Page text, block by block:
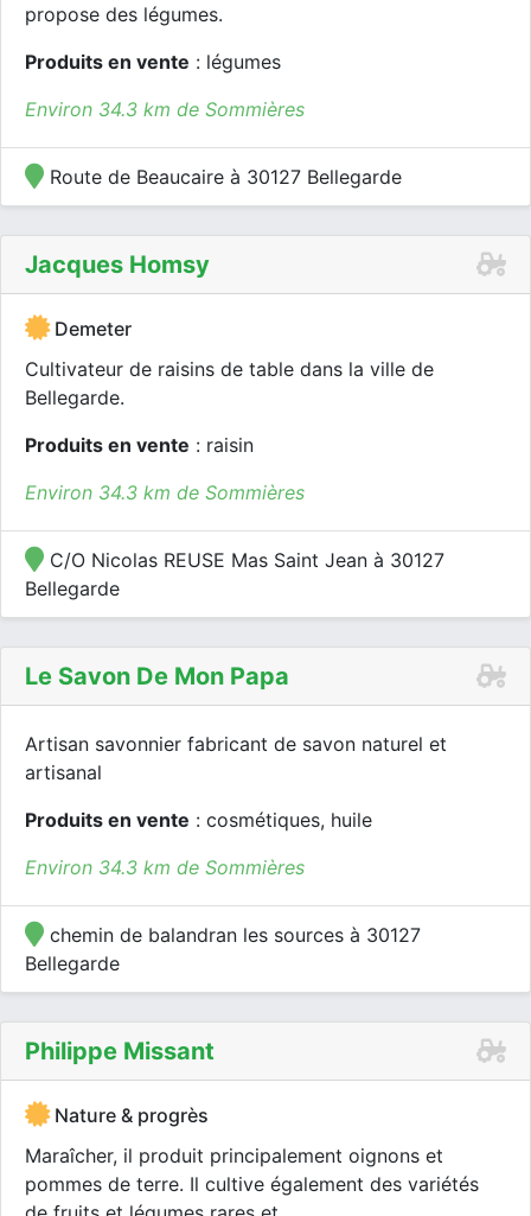
propose des légumes.
Produits en vente : légumes
Environ 34.3 km de Sommières
Route de Beaucaire à 30127 Bellegarde
Jacques Homsy
Demeter
Cultivateur de raisins de table dans la ville de
Bellegarde.
Produits en vente : raisin
Environ 34.3 km de Sommières
C/O Nicolas REUSE Mas Saint Jean à 30127
Bellegarde
Le Savon De Mon Papa
Artisan savonnier fabricant de savon naturel et
artisanal
Produits en vente : cosmétiques, huile
Environ 34.3 km de Sommières
chemin de balandran les sources à 30127
Bellegarde
Philippe Missant
Nature & progrès
Maraîcher, il produit principalement oignons et
pommes de terre. Il cultive également des variétés